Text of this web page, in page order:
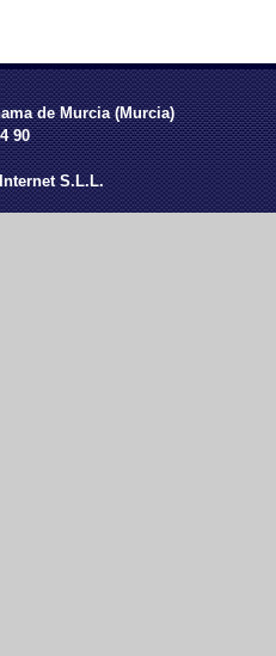
de Murcia (Murcia)
90
S.L.L.